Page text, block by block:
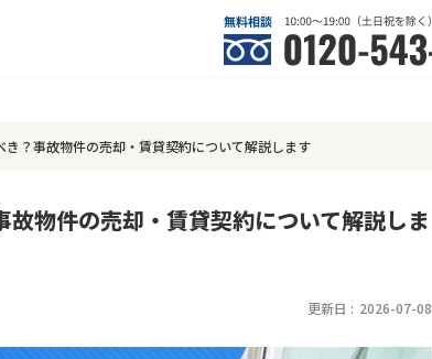
き？事故物件の売却・賃貸契約について解説します
物件の売却・賃貸契約について解説しま
更新日 : 2026-07-08